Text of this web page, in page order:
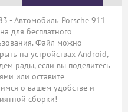
- Автомобиль Porsche 911
для бесплатного
Файл можно
на устройствах Android,
рады, если вы поделитесь
или оставите
о вашем удобстве и
сборки!